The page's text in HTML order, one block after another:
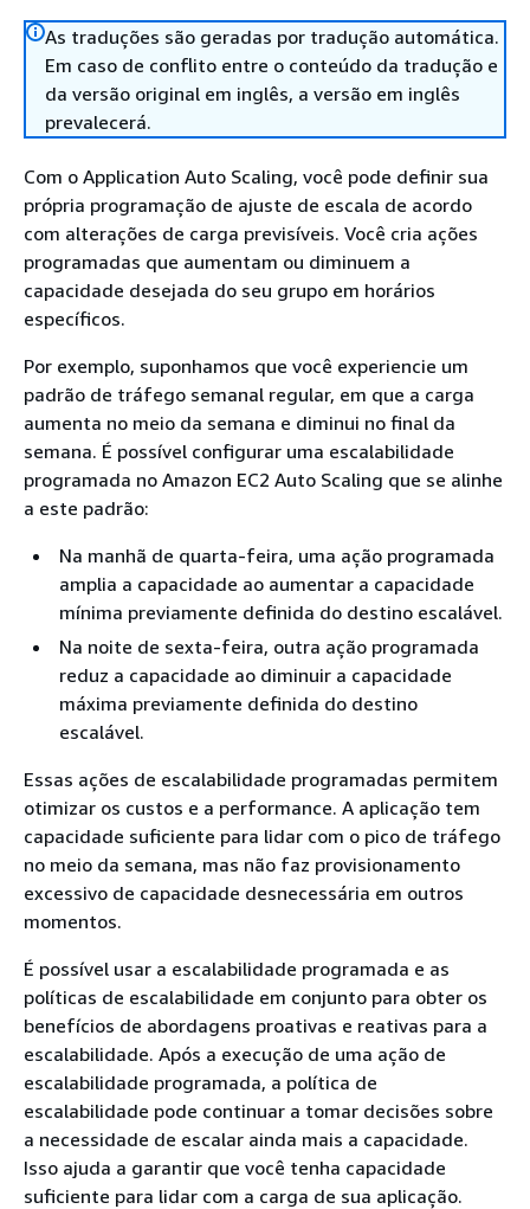
As traduções são geradas por tradução automática.
Em caso de conflito entre o conteúdo da tradução e
da versão original em inglês, a versão em inglês
prevalecerá.
Com o Application Auto Scaling, você pode definir sua
própria programação de ajuste de escala de acordo
com alterações de carga previsíveis. Você cria ações
programadas que aumentam ou diminuem a
capacidade desejada do seu grupo em horários
específicos.
Por exemplo, suponhamos que você experiencie um
padrão de tráfego semanal regular, em que a carga
aumenta no meio da semana e diminui no final da
semana. É possível configurar uma escalabilidade
programada no Amazon EC2 Auto Scaling que se alinhe
a este padrão:
Na manhã de quarta-feira, uma ação programada
amplia a capacidade ao aumentar a capacidade
mínima previamente definida do destino escalável.
Na noite de sexta-feira, outra ação programada
reduz a capacidade ao diminuir a capacidade
máxima previamente definida do destino
escalável.
Essas ações de escalabilidade programadas permitem
otimizar os custos e a performance. A aplicação tem
capacidade suficiente para lidar com o pico de tráfego
no meio da semana, mas não faz provisionamento
excessivo de capacidade desnecessária em outros
momentos.
É possível usar a escalabilidade programada e as
políticas de escalabilidade em conjunto para obter os
benefícios de abordagens proativas e reativas para a
escalabilidade. Após a execução de uma ação de
escalabilidade programada, a política de
escalabilidade pode continuar a tomar decisões sobre
a necessidade de escalar ainda mais a capacidade.
Isso ajuda a garantir que você tenha capacidade
suficiente para lidar com a carga de sua aplicação.